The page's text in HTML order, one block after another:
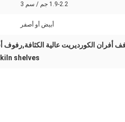
1.9-2.2 جم / سم 3
أبيض أو أصفر
أفران الكورديريت عالية الكثافة,رفوف
shelves